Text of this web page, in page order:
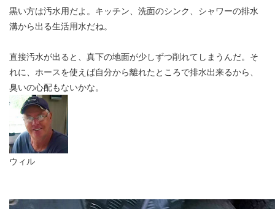
黒い方は汚水用だよ。キッチン、洗面のシンク、シャワーの排水
溝から出る生活用水だね。
直接汚水が出ると、真下の地面が少しずつ削れてしまうんだ。そ
れに、ホースを使えば自分から離れたところで排水出来るから、
臭いの心配もないかな。
ウィル